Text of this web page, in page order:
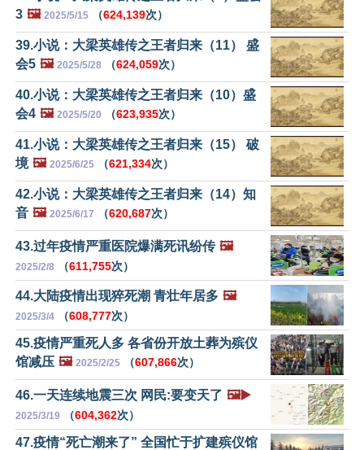
3 🖼️ 2025/5/15 （624,139次）
39.小说：大梁英雄传之王者归来（11） 盛
会5 🖼️ 2025/5/28 （624,059次）
40.小说：大梁英雄传之王者归来（10）盛
会4 🖼️ 2025/5/20 （623,935次）
41.小说：大梁英雄传之王者归来（15） 破
境 🖼️ 2025/6/25 （621,334次）
42.小说：大梁英雄传之王者归来（14）知
音 🖼️ 2025/6/17 （620,687次）
43.过年疫情严重医院爆满死讯纷传 🖼️
2025/2/8 （611,755次）
44.大陆疫情出现猝死潮 青壮年居多 🖼️
2025/3/4 （608,777次）
45.疫情严重死人多 各省份开放土葬为殡仪
馆减压 🖼️ 2025/2/25 （607,866次）
46.一天连续地震三次 网民:要变天了 🖼️▶️
2025/3/19 （604,362次）
47.疫情“死亡潮来了” 全国忙于扩建殡仪馆